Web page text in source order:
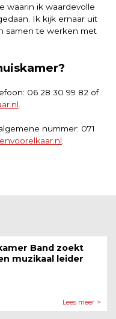
waarin ik waardevolle
Ik kijk ernaar uit
samen te werken met
06 28 30 99 82 of
nummer: 071
.
Band zoekt
muzikaal leider
Lees meer >